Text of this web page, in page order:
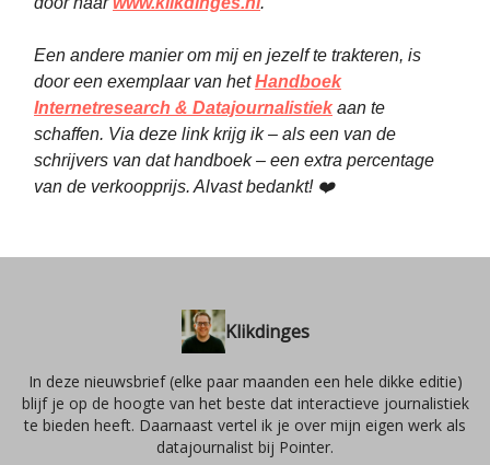
Een andere manier om mij en jezelf te trakteren, is
door een exemplaar van hetHandboek
Internetresearch & Datajournalistiekaan te
schaffen. Via deze link krijg ik – als een van de
schrijvers van dat handboek – een extra percentage
van de verkoopprijs. Alvast bedankt! ❤️
Klikdinges
In deze nieuwsbrief (elke paar maanden een hele dikke editie)
blijf je op de hoogte van het beste dat interactieve journalistiek
te bieden heeft. Daarnaast vertel ik je over mijn eigen werk als
datajournalist bij Pointer.